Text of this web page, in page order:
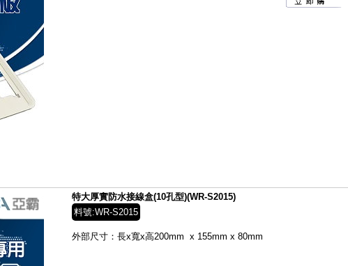
特大厚實防水接線盒(10孔型)(WR-S2015)
料號:WR-S2015
外部尺寸：長x寬x高200mm x 155mm x 80mm